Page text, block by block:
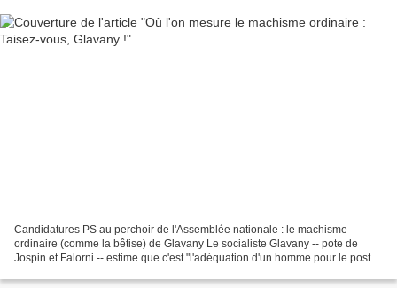
Candidatures PS au perchoir de l'Assemblée nationale : le machisme
ordinaire (comme la bêtise) de Glavany Le socialiste Glavany -- pote de
Jospin et Falorni -- estime que c'est "l'adéquation d'un homme pour le poste"